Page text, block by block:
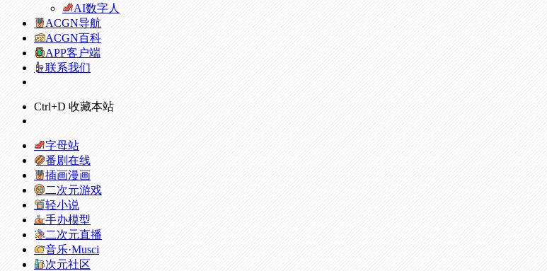
AI数字人
ACGN导航
ACGN百科
APP客户端
联系我们
Ctrl+D 收藏本站
字母站
番剧在线
插画漫画
二次元游戏
轻小说
手办模型
二次元直播
音乐·Musci
次元社区